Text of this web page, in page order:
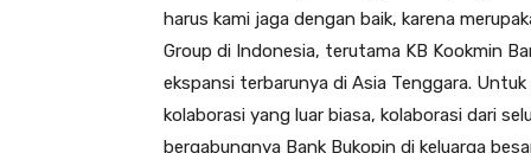
harus kami jaga dengan baik, karena
Group di Indonesia, terutama KB Kookmin
ekspansi terbarunya di Asia Tenggara.
kolaborasi yang luar biasa, kolaborasi dari
bergabungnya Bank Bukopin di keluarga